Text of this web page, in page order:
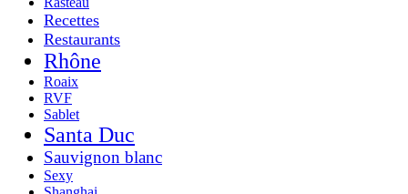
Recettes
Restaurants
Rhône
Roaix
RVF
Sablet
Santa Duc
Sauvignon blanc
Sexy